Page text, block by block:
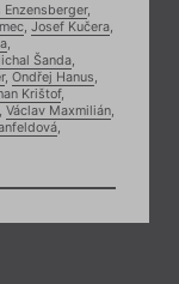
Enzensberger,
, Josef Kučera,
,
Šanda,
, Ondřej Hanus,
Krištof,
, Václav Maxmilián,
,